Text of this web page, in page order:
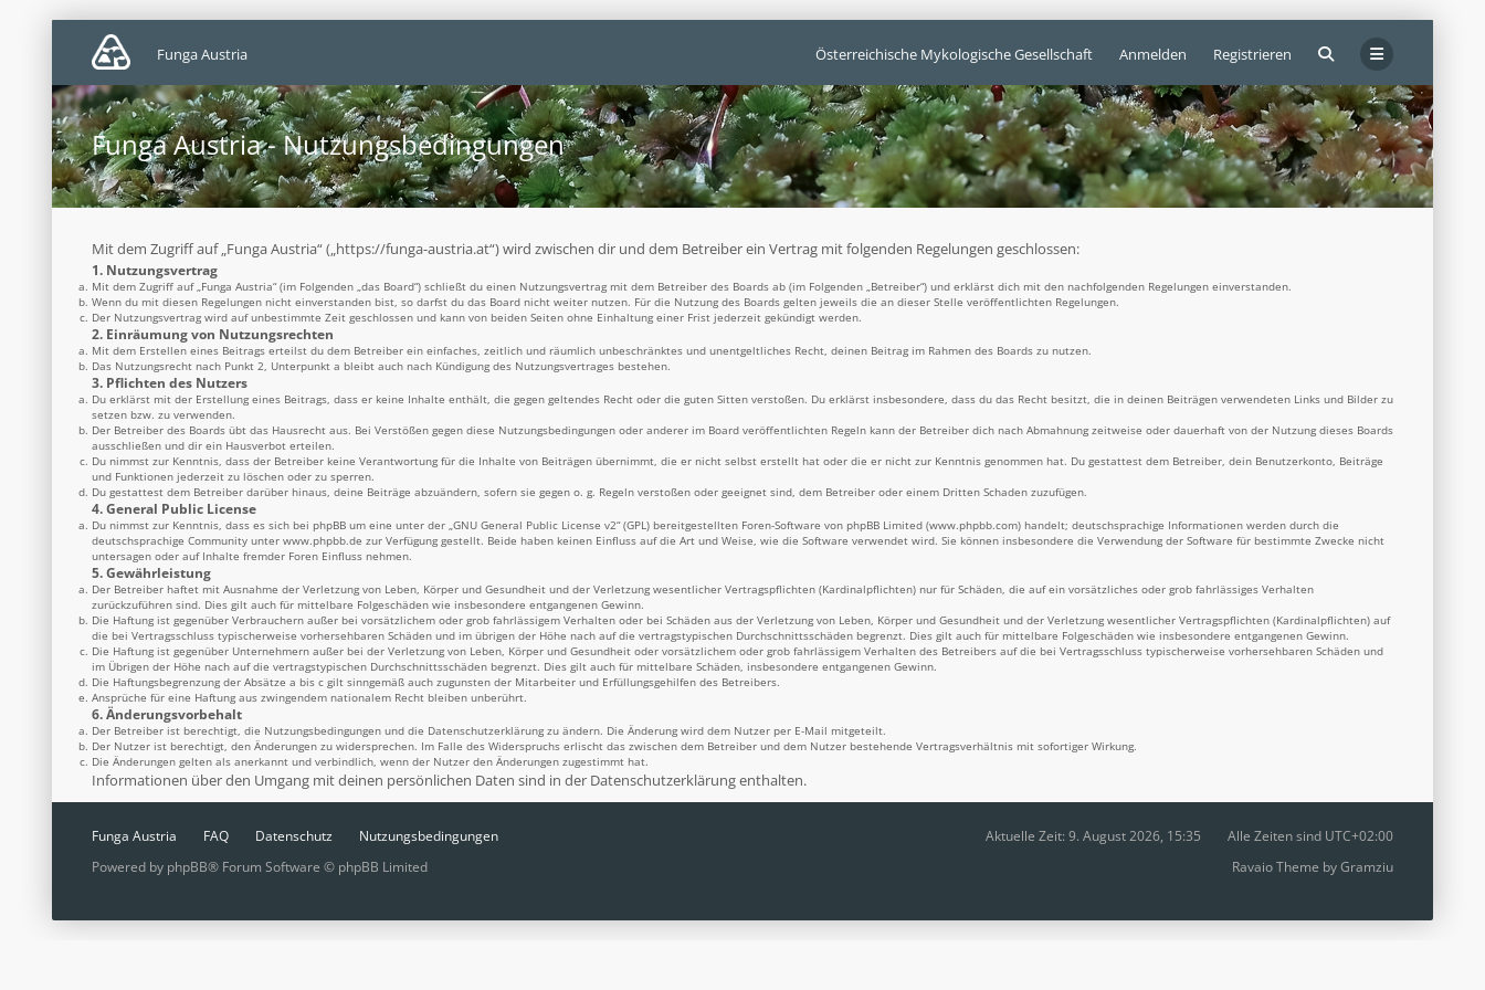
Österreichische Mykologische Gesellschaft Anmelden Registrieren
Funga Austria
Funga Austria - Nutzungsbedingungen
Mit dem Zugriff auf „Funga Austria“ („https://funga-austria.at“) wird zwischen dir und dem Betreiber ein Vertrag mit folgenden Regelungen geschlossen:
1. Nutzungsvertrag
Mit dem Zugriff auf „Funga Austria“ (im Folgenden „das Board“) schließt du einen Nutzungsvertrag mit dem Betreiber des Boards ab (im Folgenden „Betreiber“) und erklärst dich mit den nachfolgenden Regelungen einverstanden.
Wenn du mit diesen Regelungen nicht einverstanden bist, so darfst du das Board nicht weiter nutzen. Für die Nutzung des Boards gelten jeweils die an dieser Stelle veröffentlichten Regelungen.
Der Nutzungsvertrag wird auf unbestimmte Zeit geschlossen und kann von beiden Seiten ohne Einhaltung einer Frist jederzeit gekündigt werden.
2. Einräumung von Nutzungsrechten
Mit dem Erstellen eines Beitrags erteilst du dem Betreiber ein einfaches, zeitlich und räumlich unbeschränktes und unentgeltliches Recht, deinen Beitrag im Rahmen des Boards zu nutzen.
Das Nutzungsrecht nach Punkt 2, Unterpunkt a bleibt auch nach Kündigung des Nutzungsvertrages bestehen.
3. Pflichten des Nutzers
Du erklärst mit der Erstellung eines Beitrags, dass er keine Inhalte enthält, die gegen geltendes Recht oder die guten Sitten verstoßen. Du erklärst insbesondere, dass du das Recht besitzt, die in deinen Beiträgen verwendeten Links und Bilder zu
setzen bzw. zu verwenden.
Der Betreiber des Boards übt das Hausrecht aus. Bei Verstößen gegen diese Nutzungsbedingungen oder anderer im Board veröffentlichten Regeln kann der Betreiber dich nach Abmahnung zeitweise oder dauerhaft von der Nutzung dieses Boards
ausschließen und dir ein Hausverbot erteilen.
Du nimmst zur Kenntnis, dass der Betreiber keine Verantwortung für die Inhalte von Beiträgen übernimmt, die er nicht selbst erstellt hat oder die er nicht zur Kenntnis genommen hat. Du gestattest dem Betreiber, dein Benutzerkonto, Beiträge
und Funktionen jederzeit zu löschen oder zu sperren.
Du gestattest dem Betreiber darüber hinaus, deine Beiträge abzuändern, sofern sie gegen o. g. Regeln verstoßen oder geeignet sind, dem Betreiber oder einem Dritten Schaden zuzufügen.
4. General Public License
Du nimmst zur Kenntnis, dass es sich bei phpBB um eine unter der „GNU General Public License v2“ (GPL) bereitgestellten Foren-Software von phpBB Limited (www.phpbb.com) handelt; deutschsprachige Informationen werden durch die
deutschsprachige Community unter www.phpbb.de zur Verfügung gestellt. Beide haben keinen Einfluss auf die Art und Weise, wie die Software verwendet wird. Sie können insbesondere die Verwendung der Software für bestimmte Zwecke nicht
untersagen oder auf Inhalte fremder Foren Einfluss nehmen.
5. Gewährleistung
Der Betreiber haftet mit Ausnahme der Verletzung von Leben, Körper und Gesundheit und der Verletzung wesentlicher Vertragspflichten (Kardinalpflichten) nur für Schäden, die auf ein vorsätzliches oder grob fahrlässiges Verhalten
zurückzuführen sind. Dies gilt auch für mittelbare Folgeschäden wie insbesondere entgangenen Gewinn.
Die Haftung ist gegenüber Verbrauchern außer bei vorsätzlichem oder grob fahrlässigem Verhalten oder bei Schäden aus der Verletzung von Leben, Körper und Gesundheit und der Verletzung wesentlicher Vertragspflichten (Kardinalpflichten) auf
die bei Vertragsschluss typischerweise vorhersehbaren Schäden und im übrigen der Höhe nach auf die vertragstypischen Durchschnittsschäden begrenzt. Dies gilt auch für mittelbare Folgeschäden wie insbesondere entgangenen Gewinn.
Die Haftung ist gegenüber Unternehmern außer bei der Verletzung von Leben, Körper und Gesundheit oder vorsätzlichem oder grob fahrlässigem Verhalten des Betreibers auf die bei Vertragsschluss typischerweise vorhersehbaren Schäden und
im Übrigen der Höhe nach auf die vertragstypischen Durchschnittsschäden begrenzt. Dies gilt auch für mittelbare Schäden, insbesondere entgangenen Gewinn.
Die Haftungsbegrenzung der Absätze a bis c gilt sinngemäß auch zugunsten der Mitarbeiter und Erfüllungsgehilfen des Betreibers.
Ansprüche für eine Haftung aus zwingendem nationalem Recht bleiben unberührt.
6. Änderungsvorbehalt
Der Betreiber ist berechtigt, die Nutzungsbedingungen und die Datenschutzerklärung zu ändern. Die Änderung wird dem Nutzer per E-Mail mitgeteilt.
Der Nutzer ist berechtigt, den Änderungen zu widersprechen. Im Falle des Widerspruchs erlischt das zwischen dem Betreiber und dem Nutzer bestehende Vertragsverhältnis mit sofortiger Wirkung.
Die Änderungen gelten als anerkannt und verbindlich, wenn der Nutzer den Änderungen zugestimmt hat.
Informationen über den Umgang mit deinen persönlichen Daten sind in der Datenschutzerklärung enthalten.
Funga Austria FAQ Datenschutz Nutzungsbedingungen Alle Zeiten sind UTC+02:00
Aktuelle Zeit: 9. August 2026, 15:35
Powered by phpBB® Forum Software © phpBB Limited Ravaio Theme byGramziu